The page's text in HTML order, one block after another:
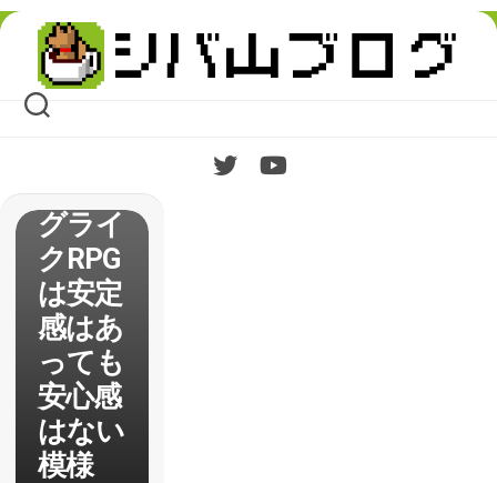
Skip
content
ョン】
プレイ
日記
4人パ
のロー
グライ
クRPG
は安定
感はあ
っても
安心感
はない
模様